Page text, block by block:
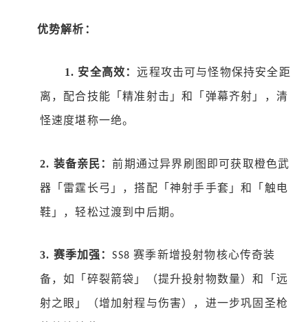
优势解析：
1. 安全高效：远程攻击可与怪物保持安全距
离，配合技能「精准射击」和「弹幕齐射」，清
怪速度堪称一绝。
2. 装备亲民：前期通过异界刷图即可获取橙色武
器「雷霆长弓」，搭配「神射手手套」和「触电
鞋」，轻松过渡到中后期。
3. 赛季加强：SS8赛季新增投射物核心传奇装
备，如「碎裂箭袋」（提升投射物数量）和「远
射之眼」（增加射程与伤害），进一步巩固圣枪